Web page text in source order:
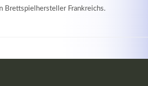
Brettspielhersteller Frankreichs.
commodo ligula eget dolor.